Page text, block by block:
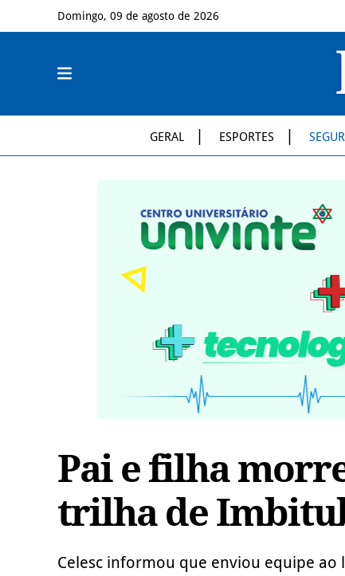
Domingo, 09 de agosto de 2026
GERAL ESPORTES
Pai e filha
trilha de
Celesc informou que enviou equipe ao